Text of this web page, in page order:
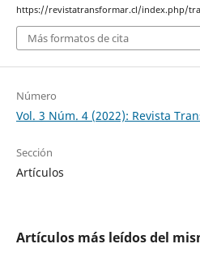
https://revistatransformar.cl/index.php/
Más formatos de cita
Número
Vol. 3 Núm. 4 (2022): Revista
Sección
Artículos
Artículos más leídos del